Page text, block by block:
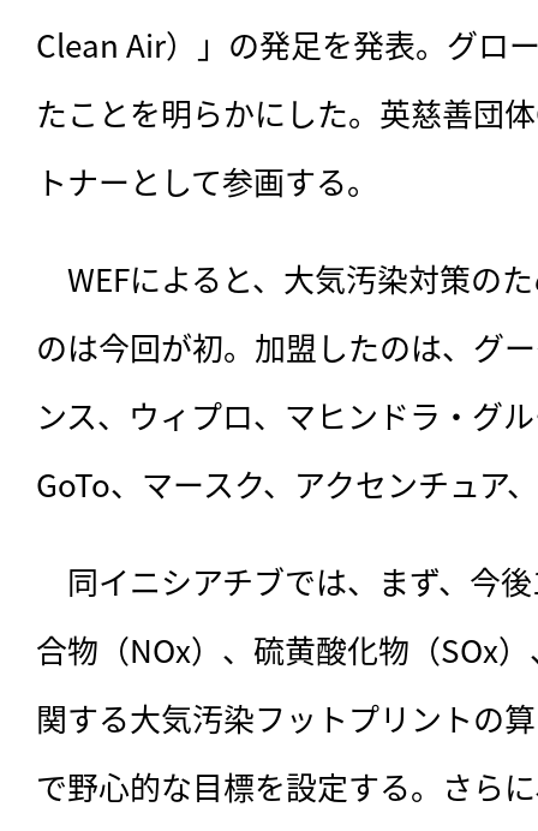
Clean Air）」の発足を発表。グロ
たことを明らかにした。英慈善団
トナーとして参画する。
WEFによると、 大気汚染対策の
のは今回が初。加盟したのは、グ
ンス、ウィプロ、マヒンドラ・グ
GoTo、マースク、アクセンチュア
同イニシアチブでは、まず、今
合物（NOx）、硫黄酸化物（SOx
関する大気汚染フットプリントの
で野心的な目標を設定する。さら